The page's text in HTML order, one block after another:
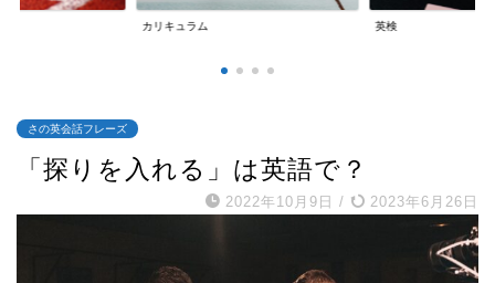
英検 英会話
さの英会話フレーズ
「探りを入れる」は英語で？
2022年10月9日 / 2023年6月26日